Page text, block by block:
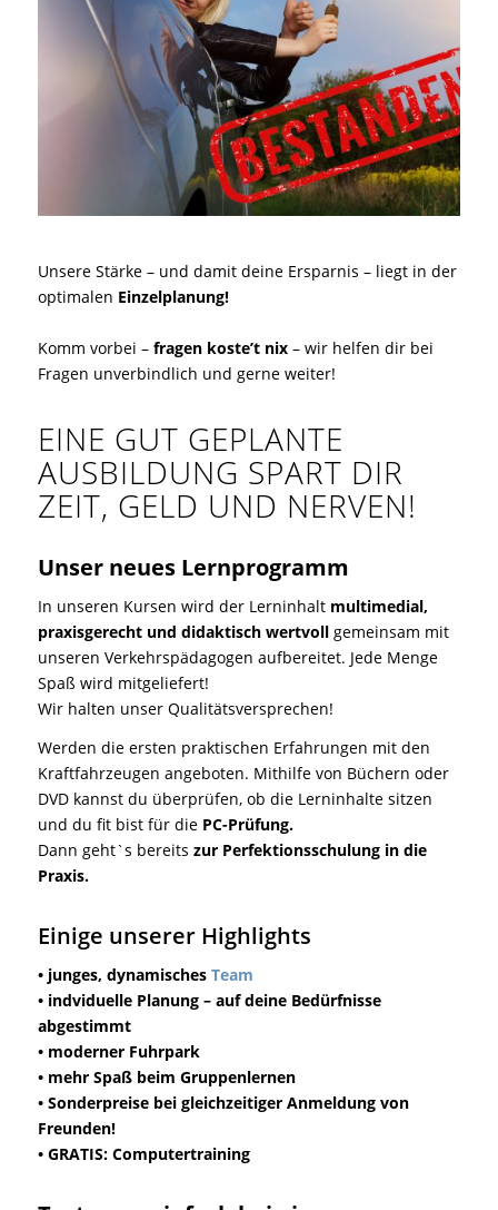
Unsere Stärke – und damit deine Ersparnis – liegt in der
optimalen Einzelplanung!
Komm vorbei – fragen koste’t nix– wir helfen dir bei
Fragen unverbindlich und gerne weiter!
EINE GUT GEPLANTE
AUSBILDUNG SPART DIR
ZEIT, GELD UND NERVEN!
Unser neues Lernprogramm
In unseren Kursen wird der Lerninhalt multimedial,
praxisgerecht und didaktisch wertvollgemeinsam mit
unseren Verkehrspädagogen aufbereitet. Jede Menge
Spaß wird mitgeliefert!
Wir halten unser Qualitätsversprechen!
Werden die ersten praktischen Erfahrungen mit den
Kraftfahrzeugen angeboten. Mithilfe von Büchern oder
DVD kannst du überprüfen, ob die Lerninhalte sitzen
und du fit bist für die PC-Prüfung.
Dann geht`s bereits zur Perfektionsschulung in die
Praxis.
Einige unserer Highlights
• junges, dynamisches Team
• indviduelle Planung – auf deine Bedürfnisse
abgestimmt
• moderner Fuhrpark
• mehr Spaß beim Gruppenlernen
• Sonderpreise bei gleichzeitiger Anmeldung von
Freunden!
• GRATIS: Computertraining